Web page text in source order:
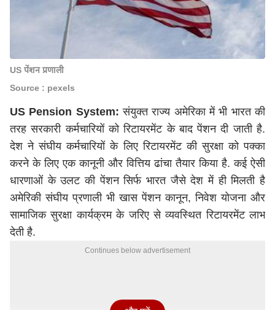
US पेंशन प्रणाली
Source : pexels
US Pension System: संयुक्त राज्य अमेरिका में भी भारत की
तरह सरकारी कर्मचारियों को रिटायरमेंट के बाद पेंशन दी जाती है.
देश ने संघीय कर्मचारियों के लिए रिटायरमेंट की सुरक्षा को पक्का
करने के लिए एक कानूनी और वित्तिय ढांचा तैयार किया है. कई ऐसी
धारणाओं के उलट की पेंशन सिर्फ भारत जैसे देश में ही मिलती है
अमेरिकी संघीय प्रणाली भी खास पेंशन कानून, निवेश योजना और
सामाजिक सुरक्षा कार्यक्रम के जरिए से व्यवस्थित रिटायरमेंट लाभ
देती है.
Continues below advertisement